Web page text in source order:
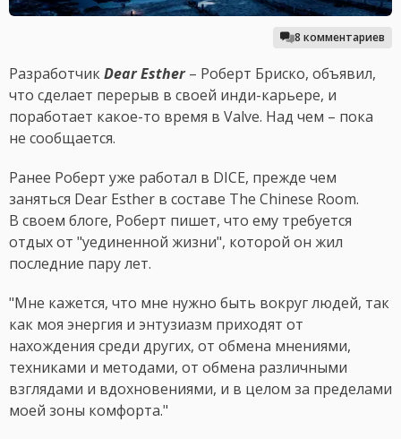
8 комментариев
РазработчикDear Esther– Роберт Бриско, объявил,
что сделает перерыв в своей инди-карьере, и
поработает какое-то время в Valve. Над чем – пока
не сообщается.
Ранее Роберт уже работал в DICE, прежде чем
заняться Dear Esther в составе The Chinese Room.
В своем блоге, Роберт пишет, что ему требуется
отдых от "уединенной жизни", которой он жил
последние пару лет.
"Мне кажется, что мне нужно быть вокруг людей, так
как моя энергия и энтузиазм приходят от
нахождения среди других, от обмена мнениями,
техниками и методами, от обмена различными
взглядами и вдохновениями, и в целом за пределами
моей зоны комфорта."